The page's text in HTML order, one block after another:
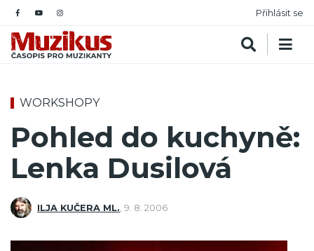
Přihlásit se
WORKSHOPY
Pohled do kuchyně:
Lenka Dusilová
ILJA KUČERA ML. 9. 8. 2006